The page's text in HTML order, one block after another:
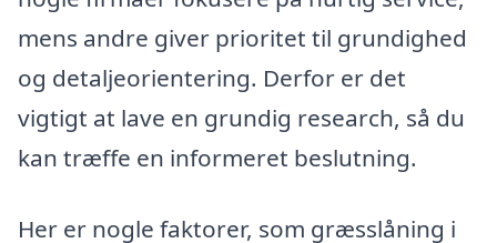
mens andre giver prioritet til grundighed
og detaljeorientering. Derfor er det
vigtigt at lave en grundig research, så du
kan træffe en informeret beslutning.
Her er nogle faktorer, som græsslåning i